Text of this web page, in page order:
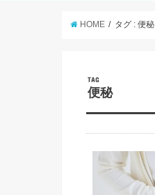
HOME タグ : 便秘
TAG
便秘